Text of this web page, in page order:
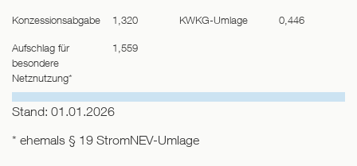
Konzessionsabgabe 1,320 KWKG-Umlage 0,446
Aufschlag für
besondere
Netznutzung*
1,559
Stand: 01.01.2026
* ehemals § 19 StromNEV-Umlage